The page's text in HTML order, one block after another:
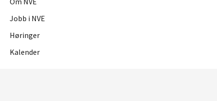
Jobb i NVE
Høringer
Kalender